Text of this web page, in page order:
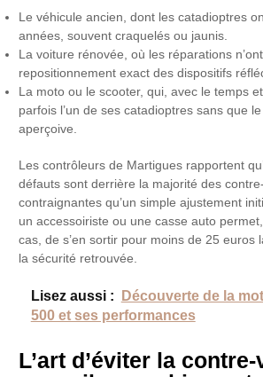
Le véhicule ancien, dont les catadioptres
années, souvent craquelés ou jaunis.
La voiture rénovée, où les réparations
repositionnement exact des dispositifs
La moto ou le scooter, qui, avec le temps
parfois l’un de ses catadioptres sans que
aperçoive.
Les contrôleurs de Martigues rapportent
défauts sont derrière la majorité des
contraignantes qu’un simple ajustement
un accessoiriste ou une casse auto
cas, de s’en sortir pour moins de 25 euros
la sécurité retrouvée.
Lisez aussi :
Découverte de la
500 et ses performances
L’art d’éviter la